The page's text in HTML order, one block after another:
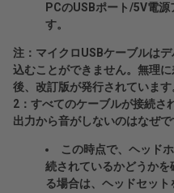
PCのUSBポート/5V電
す。
注：マイクロUSBケーブルは
込むことができません。無理
後、改訂版が発行されています
2：すべてのケーブルが接続さ
出力から音がしないのはなぜで
この時点で、ヘッド
続されているかどうか
る場合は、ヘッドセット